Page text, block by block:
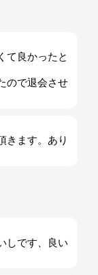
て良かったと
ので退会させ
きます。あり
しです、良い